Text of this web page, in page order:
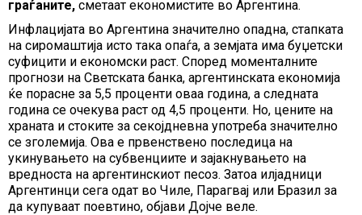
граѓаните, сметаат економистите во Аргентина.
Инфлацијата во Аргентина значително опадна, стапката
на сиромаштија исто така опаѓа, а земјата има буџетски
суфицити и економски раст. Според моменталните
прогнози на Светската банка, аргентинската економија
ќе порасне за 5,5 проценти оваа година, а следната
година се очекува раст од 4,5 проценти. Но, цените на
храната и стоките за секојдневна употреба значително
се зголемија. Ова е првенствено последица на
укинувањето на субвенциите и зајакнувањето на
вредноста на аргентинскиот песоз. Затоа илјадници
Аргентинци сега одат во Чиле, Парагвај или Бразил за
да купуваат поевтино, објави Дојче веле.